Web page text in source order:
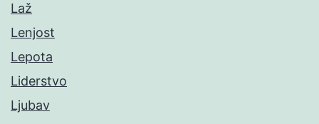
Laž
Lenjost
Lepota
Liderstvo
Ljubav